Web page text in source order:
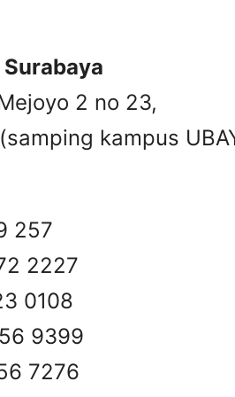
2 no 23,
kampus
257
2227
0108
9399
7276